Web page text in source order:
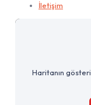
İletişim
Haritanın